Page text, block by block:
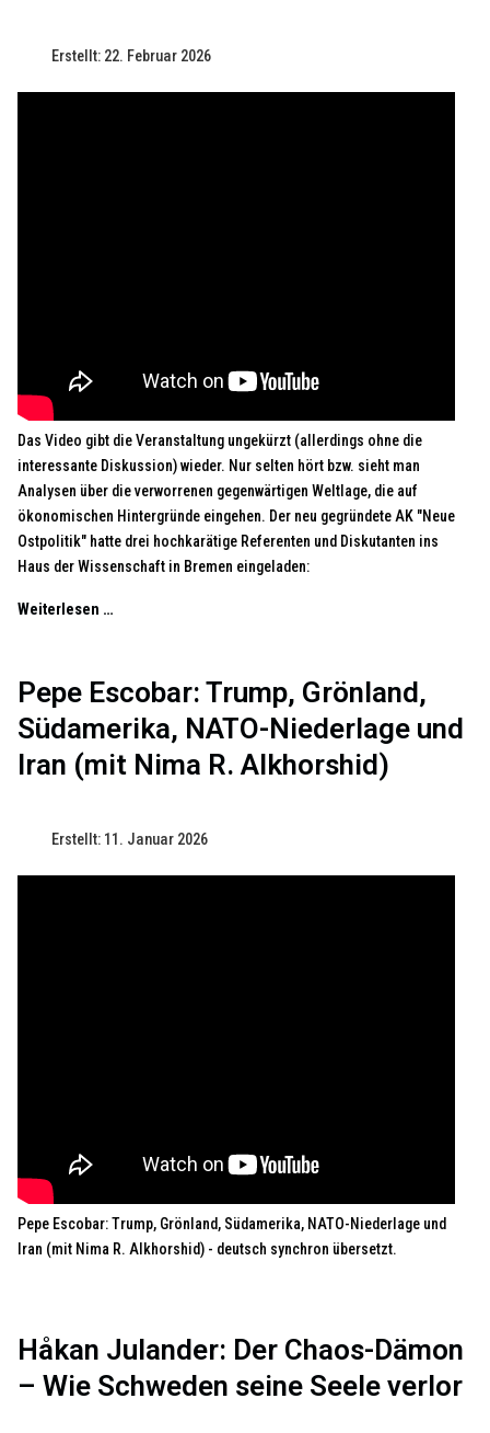
Erstellt: 22. Februar 2026
Das Video gibt die Veranstaltung ungekürzt (allerdings ohne die
interessante Diskussion) wieder. Nur selten hört bzw. sieht man
Analysen über die verworrenen gegenwärtigen Weltlage, die auf
ökonomischen Hintergründe eingehen. Der neu gegründete AK "Neue
Ostpolitik" hatte drei hochkarätige Referenten und Diskutanten ins
Haus der Wissenschaft in Bremen eingeladen:
Weiterlesen …
Pepe Escobar: Trump, Grönland,
Südamerika, NATO-Niederlage und
Iran (mit Nima R. Alkhorshid)
Erstellt: 11. Januar 2026
Pepe Escobar: Trump, Grönland, Südamerika, NATO-Niederlage und
Iran (mit Nima R. Alkhorshid) - deutsch synchron übersetzt.
Håkan Julander: Der Chaos-Dämon
– Wie Schweden seine Seele verlor